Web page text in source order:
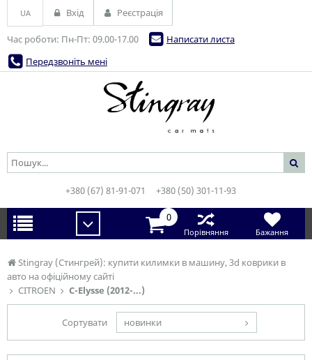
Stingray (Стингрей): купити килимки в машину, 3d коврики в
авто на офіційному сайті
CITROEN
C-Elysse (2012-...)
Сортувати новинки
Час роботи: Пн-Пт: 09.00-17.00
Написати листа
Передзвоніть мені
UA Вхід Реєстрація
+380 (67) 81-91-071 +380 (50) 301-11-93
0
Порівняння Бажання